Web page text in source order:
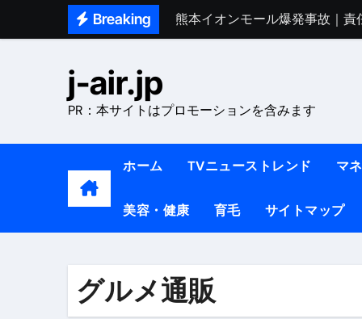
Breaking
熊本イオンモール爆発事故｜責
【医者が教える】本当に痩せる
中町綾が2週間で3.5kg痩せた
【医者が解説】このふくらはぎ
【美容】ダイエットに対する私
【1日ダイエットルーティン】
j-air.jp
PR：本サイトはプロモーションを含みます
ホーム TVニューストレンド マ
美容・健康 育毛 サイトマップ
グルメ通販